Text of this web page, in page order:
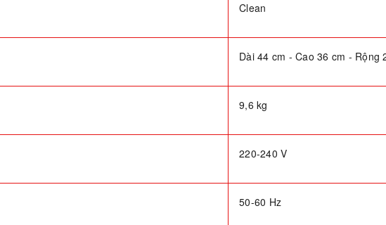
Clean
Dài 44 cm - Cao 36 cm - Rộng
9,6 kg
220-240 V
50-60 Hz